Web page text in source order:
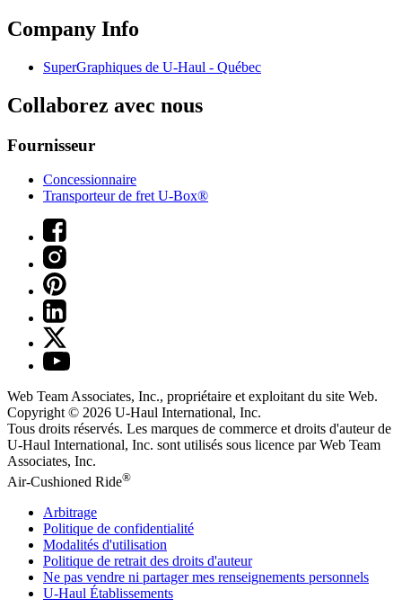
Company Info
SuperGraphiques de U-Haul - Québec
Collaborez avec nous
Fournisseur
Concessionnaire
Transporteur de fret U-Box®
Web Team Associates, Inc., propriétaire et exploitant du site Web.
Copyright © 2026 U-Haul International, Inc.
Tous droits réservés. Les marques de commerce et droits d'auteur de
U-Haul International, Inc. sont utilisés sous licence par Web Team
Associates, Inc.
Air-Cushioned Ride®
Arbitrage
Politique de confidentialité
Modalités d'utilisation
Politique de retrait des droits d'auteur
Ne pas vendre ni partager mes renseignements personnels
U-Haul Établissements